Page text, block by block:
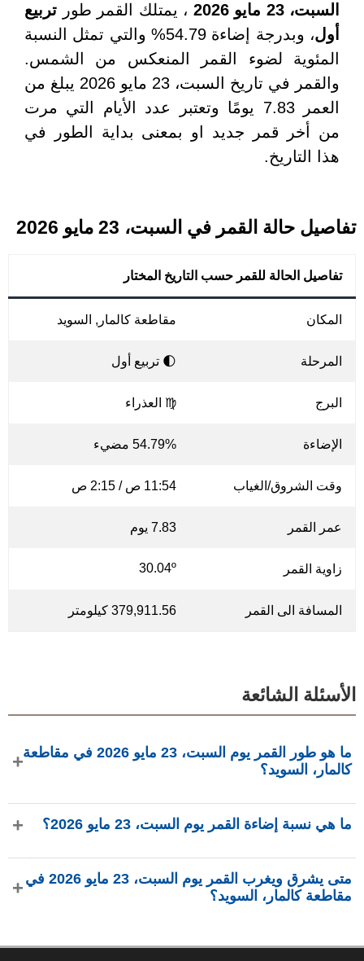
السبت، 23 مايو 2026
، يمتلك القمر طور تربيع
أول
، وبدرجة إضاءة 54.79% والتي تمثل النسبة
المئوية لضوء القمر المنعكس من الشمس.
والقمر في تاريخ السبت، 23 مايو 2026 يبلغ من
العمر 7.83 يومًا وتعتبر عدد الأيام التي مرت
من أخر قمر جديد او بمعنى بداية الطور في
هذا التاريخ.
تفاصيل حالة القمر في السبت، 23 مايو 2026
تفاصيل الحالة للقمر حسب التاريخ المختار
المكان مقاطعة كالمار, السويد
المرحلة 🌓 تربيع أول
البرج ♍ العذراء
الإضاءة 54.79% مضيء
وقت الشروق/الغياب 11:54 ص / 2:15 ص
عمر القمر 7.83 يوم
زاوية القمر 30.04º
المسافة الى القمر 379,911.56 كيلومتر
الأسئلة الشائعة
ما هو طور القمر يوم السبت، 23 مايو 2026 في مقاطعة
كالمار، السويد؟
في طور تربيع أول بإضاءة 54.79%، عمره 7.83 يومًا، ويقع في
ما هي نسبة إضاءة القمر يوم السبت، 23 مايو 2026؟
لـ phasesmoon.com.
متى يشرق ويغرب القمر يوم السبت، 23 مايو 2026 في
مقاطعة كالمار، السويد؟